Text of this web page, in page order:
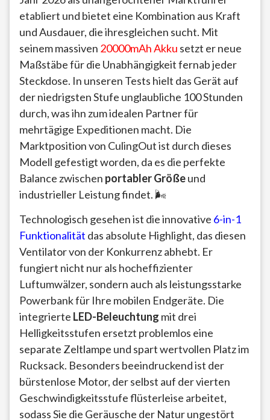
etabliert und bietet eine Kombination aus Kraft
und Ausdauer, die ihresgleichen sucht. Mit
seinem massiven 20000mAh Akku setzt er neue
Maßstäbe für die Unabhängigkeit fernab jeder
Steckdose. In unseren Tests hielt das Gerät auf
der niedrigsten Stufe unglaubliche 100 Stunden
durch, was ihn zum idealen Partner für
mehrtägige Expeditionen macht. Die
Marktposition von CulingOut ist durch dieses
Modell gefestigt worden, da es die perfekte
Balance zwischen portabler Größeund
industrieller Leistung findet. 🌬️
Technologisch gesehen ist die innovative 6-in-1
Funktionalität das absolute Highlight, das diesen
Ventilator von der Konkurrenz abhebt. Er
fungiert nicht nur als hocheffizienter
Luftumwälzer, sondern auch als leistungsstarke
Powerbank für Ihre mobilen Endgeräte. Die
integrierte LED-Beleuchtung mit drei
Helligkeitsstufen ersetzt problemlos eine
separate Zeltlampe und spart wertvollen Platz im
Rucksack. Besonders beeindruckend ist der
bürstenlose Motor, der selbst auf der vierten
Geschwindigkeitsstufe flüsterleise arbeitet,
sodass Sie die Geräusche der Natur ungestört